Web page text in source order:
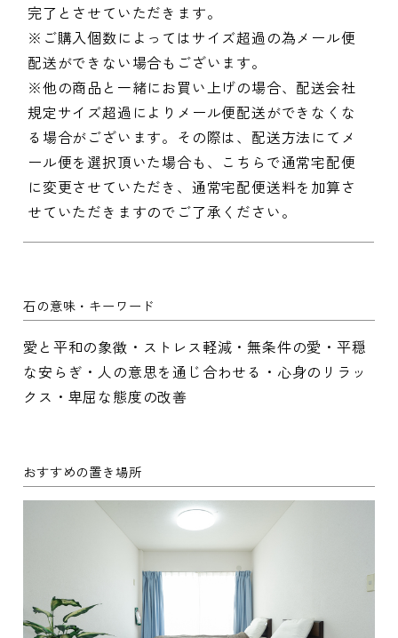
完了とさせていただきます。
※ご購入個数によってはサイズ超過の為メール便
配送ができない場合もございます。
※他の商品と一緒にお買い上げの場合、配送会社
規定サイズ超過によりメール便配送ができなくな
る場合がございます。その際は、配送方法にてメ
ール便を選択頂いた場合も、こちらで通常宅配便
に変更させていただき、通常宅配便送料を加算さ
せていただきますのでご了承ください。
石の意味・キーワード
愛と平和の象徴・ストレス軽減・無条件の愛・平穏
な安らぎ・人の意思を通じ合わせる・心身のリラッ
クス・卑屈な態度の改善
おすすめの置き場所